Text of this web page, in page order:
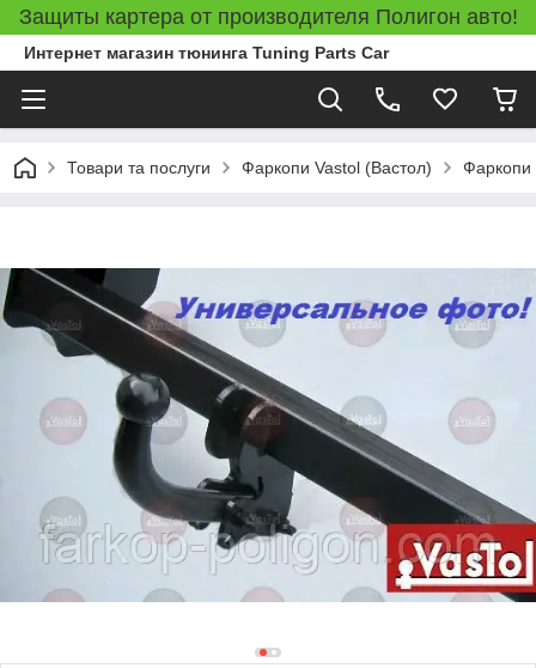
Защиты картера от производителя Полигон авто!
Интернет магазин тюнинга Tuning Parts Car
Товари та послуги Фаркопи Vastol (Вастол) Фаркопи